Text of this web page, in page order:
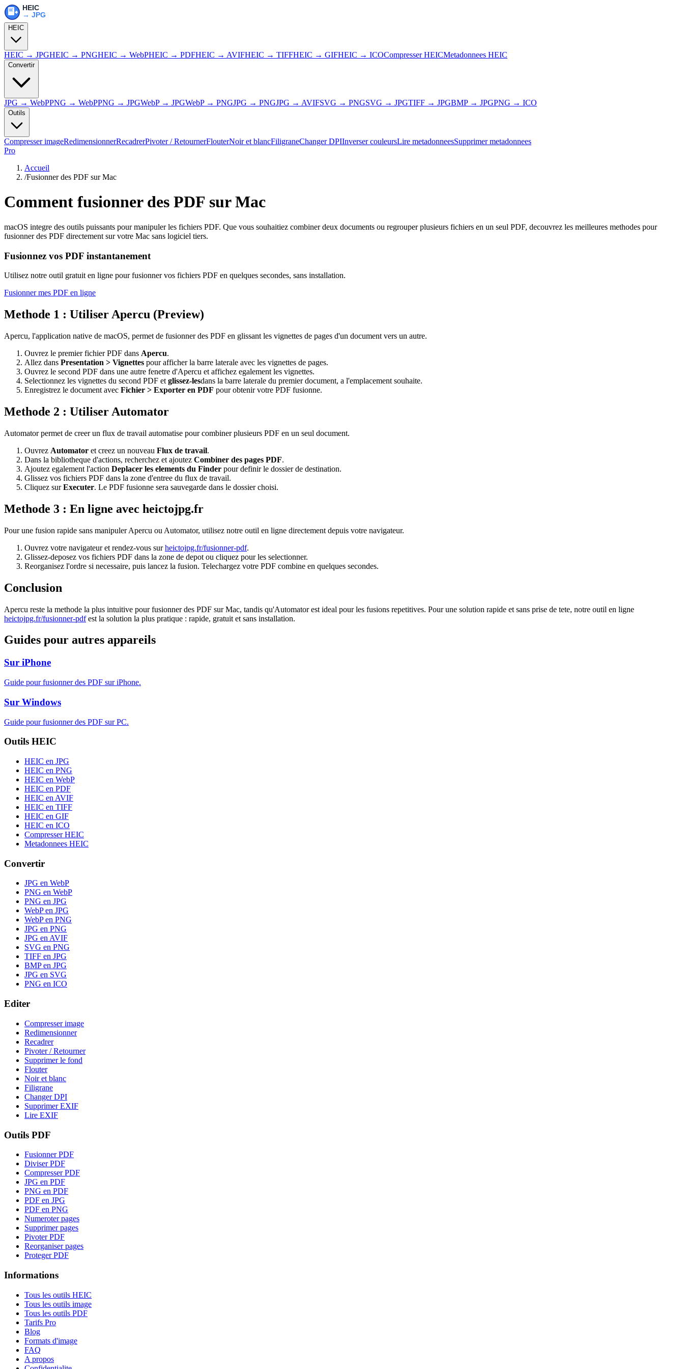
HEIC
HEIC → JPGHEIC → PNGHEIC → WebPHEIC → PDFHEIC → AVIFHEIC → TIFFHEIC → GIFHEIC → ICOCompresser HEICMetadonnees HEIC
Convertir
JPG → WebPPNG → WebPPNG → JPGWebP → JPGWebP → PNGJPG → PNGJPG → AVIFSVG → PNGSVG → JPGTIFF → JPGBMP → JPGPNG → ICO
Outils
Compresser imageRedimensionnerRecadrerPivoter / RetournerFlouterNoir et blancFiligraneChanger DPIInverser couleursLire metadonneesSupprimer metadonnees
Pro
Accueil
/Fusionner des PDF sur Mac
Comment fusionner des PDF sur Mac
macOS integre des outils puissants pour manipuler les fichiers PDF. Que vous souhaitiez combiner deux documents ou regrouper plusieurs fichiers en un seul PDF, decouvrez les meilleures methodes pour
fusionner des PDF directement sur votre Mac sans logiciel tiers.
Fusionnez vos PDF instantanement
Utilisez notre outil gratuit en ligne pour fusionner vos fichiers PDF en quelques secondes, sans installation.
Fusionner mes PDF en ligne
Methode 1 : Utiliser Apercu (Preview)
Apercu, l'application native de macOS, permet de fusionner des PDF en glissant les vignettes de pages d'un document vers un autre.
Ouvrez le premier fichier PDF dans Apercu.
Allez dans Presentation > Vignettes pour afficher la barre laterale avec les vignettes de pages.
Ouvrez le second PDF dans une autre fenetre d'Apercu et affichez egalement les vignettes.
Selectionnez les vignettes du second PDF et glissez-lesdans la barre laterale du premier document, a l'emplacement souhaite.
Enregistrez le document avec Fichier > Exporter en PDF pour obtenir votre PDF fusionne.
Methode 2 : Utiliser Automator
Automator permet de creer un flux de travail automatise pour combiner plusieurs PDF en un seul document.
Ouvrez Automator et creez un nouveau Flux de travail.
Dans la bibliotheque d'actions, recherchez et ajoutez Combiner des pages PDF.
Ajoutez egalement l'action Deplacer les elements du Finder pour definir le dossier de destination.
Glissez vos fichiers PDF dans la zone d'entree du flux de travail.
Cliquez surExecuter. Le PDF fusionne sera sauvegarde dans le dossier choisi.
Methode 3 : En ligne avec heictojpg.fr
Pour une fusion rapide sans manipuler Apercu ou Automator, utilisez notre outil en ligne directement depuis votre navigateur.
Ouvrez votre navigateur et rendez-vous sur heictojpg.fr/fusionner-pdf.
Glissez-deposez vos fichiers PDF dans la zone de depot ou cliquez pour les selectionner.
Reorganisez l'ordre si necessaire, puis lancez la fusion. Telechargez votre PDF combine en quelques secondes.
Conclusion
Apercu reste la methode la plus intuitive pour fusionner des PDF sur Mac, tandis qu'Automator est ideal pour les fusions repetitives. Pour une solution rapide et sans prise de tete, notre outil en ligne
heictojpg.fr/fusionner-pdf est la solution la plus pratique : rapide, gratuit et sans installation.
Guides pour autres appareils
Sur iPhone
Guide pour fusionner des PDF sur iPhone.
Sur Windows
Guide pour fusionner des PDF sur PC.
Outils HEIC
HEIC en JPG
HEIC en PNG
HEIC en WebP
HEIC en PDF
HEIC en AVIF
HEIC en TIFF
HEIC en GIF
HEIC en ICO
Compresser HEIC
Metadonnees HEIC
Convertir
JPG en WebP
PNG en WebP
PNG en JPG
WebP en JPG
WebP en PNG
JPG en PNG
JPG en AVIF
SVG en PNG
TIFF en JPG
BMP en JPG
JPG en SVG
PNG en ICO
Editer
Compresser image
Redimensionner
Recadrer
Pivoter / Retourner
Supprimer le fond
Flouter
Noir et blanc
Filigrane
Changer DPI
Supprimer EXIF
Lire EXIF
Outils PDF
Fusionner PDF
Diviser PDF
Compresser PDF
JPG en PDF
PNG en PDF
PDF en JPG
PDF en PNG
Numeroter pages
Supprimer pages
Pivoter PDF
Reorganiser pages
Proteger PDF
Informations
Tous les outils HEIC
Tous les outils image
Tous les outils PDF
Tarifs Pro
Blog
Formats d'image
FAQ
A propos